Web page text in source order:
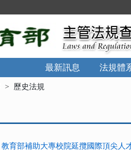
最新訊息 法規體
歷史法規
教育部補助大專校院延攬國際頂尖人